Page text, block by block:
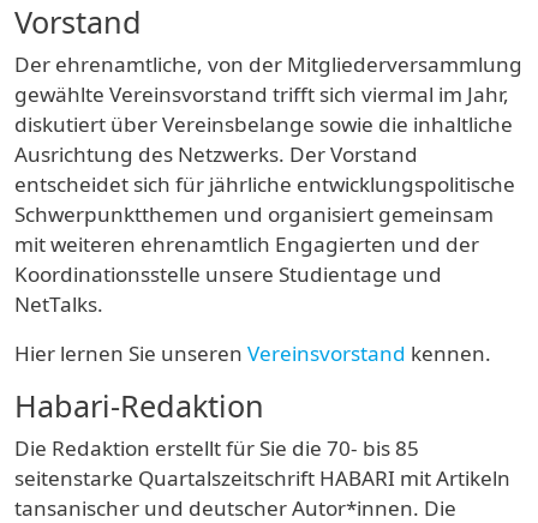
Vorstand
Der ehrenamtliche, von der Mitgliederversammlung
gewählte Vereinsvorstand trifft sich viermal im Jahr,
diskutiert über Vereinsbelange sowie die inhaltliche
Ausrichtung des Netzwerks. Der Vorstand
entscheidet sich für jährliche entwicklungspolitische
Schwerpunktthemen und organisiert gemeinsam
mit weiteren ehrenamtlich Engagierten und der
Koordinationsstelle unsere Studientage und
NetTalks.
Hier lernen Sie unseren Vereinsvorstand kennen.
Habari-Redaktion
Die Redaktion erstellt für Sie die 70- bis 85
seitenstarke Quartalszeitschrift HABARI mit Artikeln
tansanischer und deutscher Autor*innen. Die